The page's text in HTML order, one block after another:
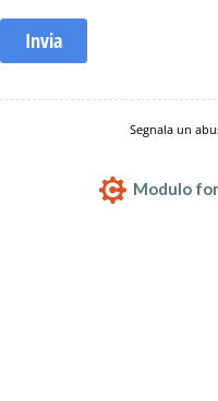
Invia
Segnala un
Modulo